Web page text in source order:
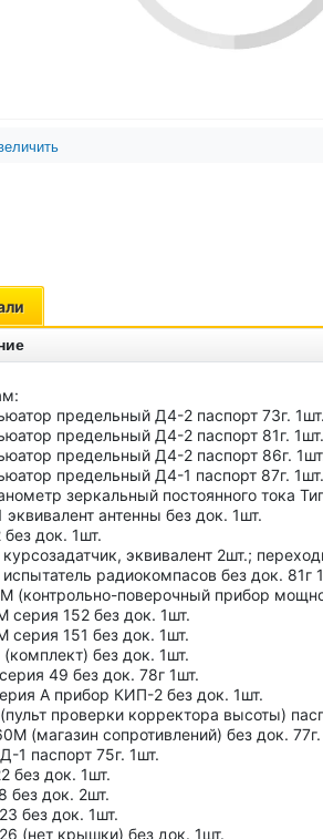
предельный Д4-2 паспорт 73г. 1шт.
предельный Д4-2 паспорт 81г. 1шт.
предельный Д4-2 паспорт 86г.
предельный Д4-1 паспорт 87г. 1шт.
зеркальный постоянного тока
антенны без док. 1шт.
док. 1шт.
эквивалент 2шт.;
радиокомпасов без док. 81г
(контрольно-поверочный прибор
серия 152 без док. 1шт.
серия 151 без док. 1шт.
без док. 1шт.
49 без док. 78г 1шт.
А прибор КИП-2 без док. 1шт.
проверки корректора высоты)
(магазин сопротивлений) без док. 77г.
1 паспорт 75г. 1шт.
без док. 1шт.
без док. 2шт.
без док. 1шт.
(нет крышки) без док. 1шт.